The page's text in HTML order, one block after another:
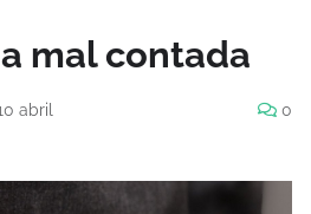
mal contada
abril 0